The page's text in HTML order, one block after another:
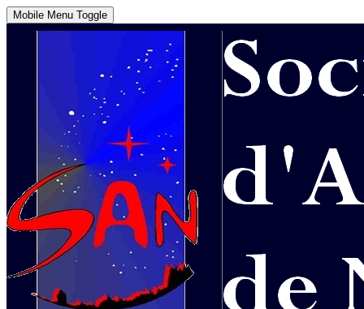
Mobile Menu Toggle